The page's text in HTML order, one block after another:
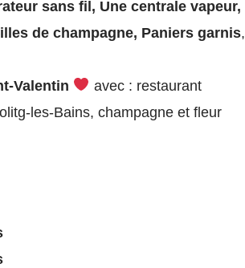
sans fil, Une centrale vapeur,
de champagne, Paniers garnis,
Valentin
avec : restaurant
les-Bains, champagne et fleur